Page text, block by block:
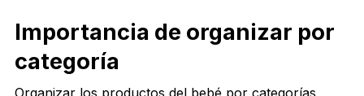
Importancia de organizar por
categoría